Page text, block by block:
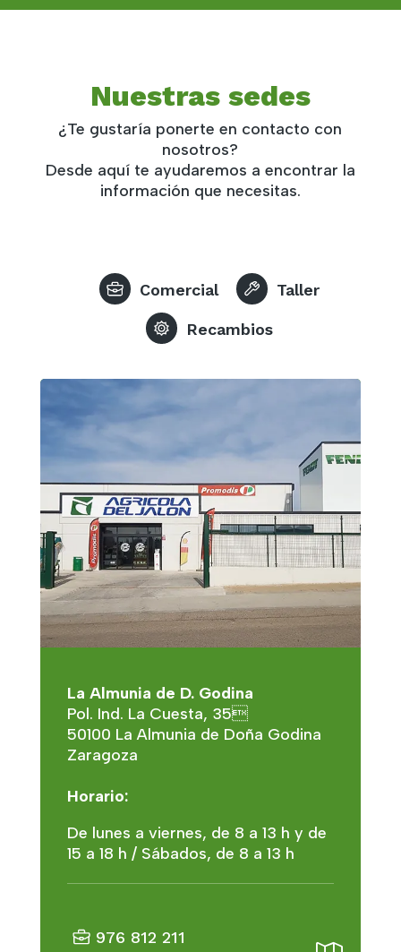
Nuestras sedes
¿Te gustaría ponerte en contacto con
nosotros?
Desde aquí te ayudaremos a encontrar la
información que necesitas.
Comercial Taller
Recambios
La Almunia de D. Godina
Pol. Ind. La Cuesta, 35
50100 La Almunia de Doña Godina
Zaragoza
Horario:
De lunes a viernes, de 8 a 13 h y de
15 a 18 h / Sábados, de 8 a 13 h
976 812 211